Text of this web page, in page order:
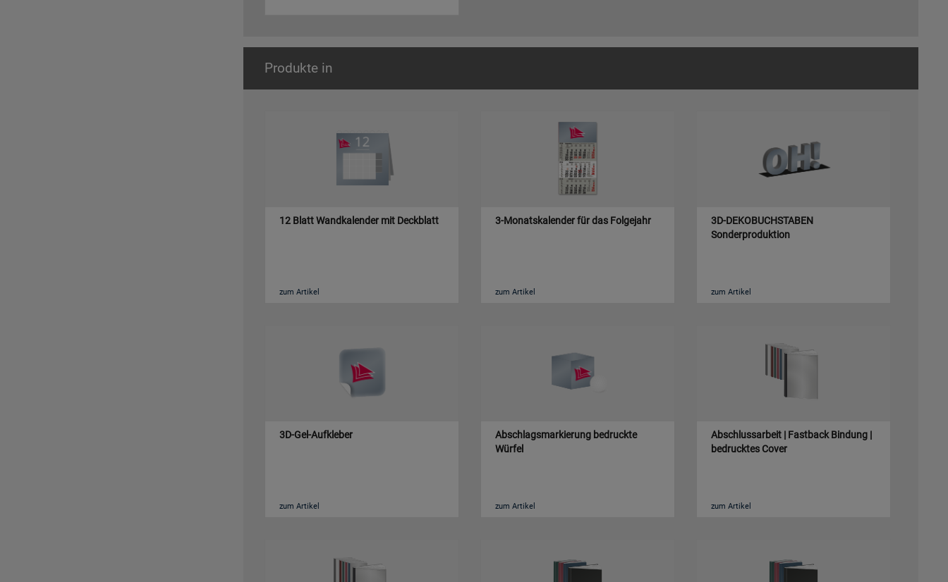
Produkte in
12 Blatt Wandkalender mit Deckblatt
zum Artikel
3-Monatskalender für das Folgejahr
zum Artikel
3D-DEKOBUCHSTABEN
Sonderproduktion
zum Artikel
3D-Gel-Aufkleber
zum Artikel
Abschlagsmarkierung bedruckte
Würfel
zum Artikel
Abschlussarbeit | Fastback Bindung |
bedrucktes Cover
zum Artikel